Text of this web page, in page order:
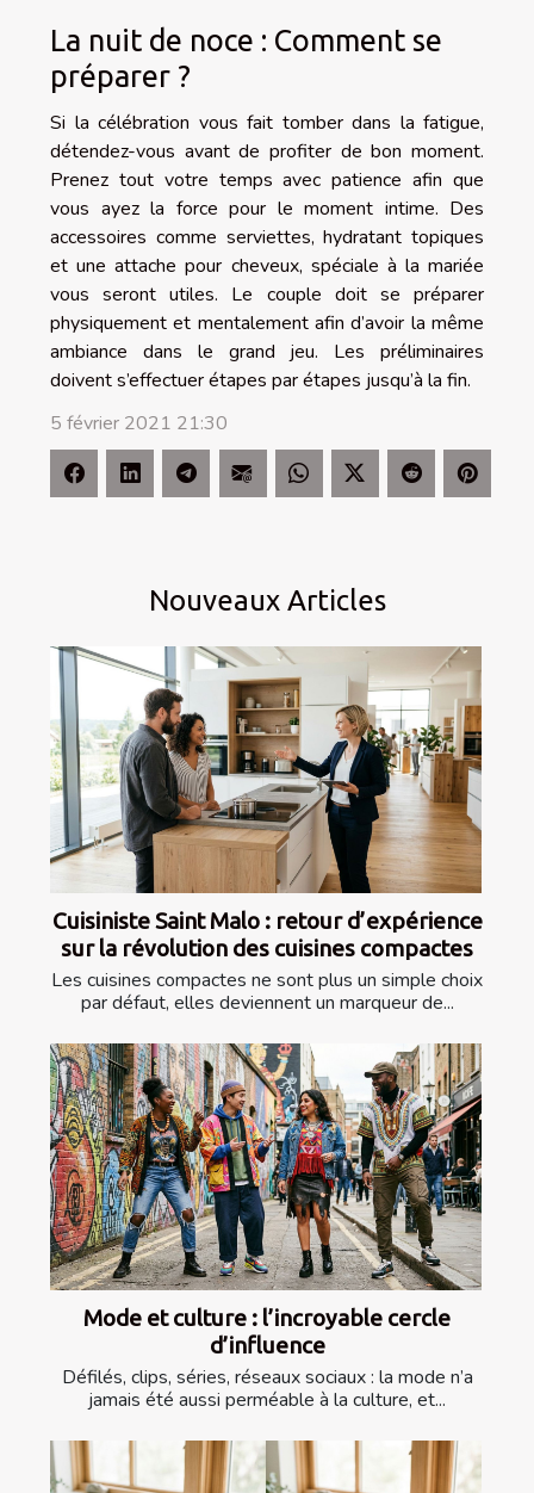
La nuit de noce : Comment se
préparer ?
Si la célébration vous fait tomber dans la fatigue,
détendez-vous avant de profiter de bon moment.
Prenez tout votre temps avec patience afin que
vous ayez la force pour le moment intime. Des
accessoires comme serviettes, hydratant topiques
et une attache pour cheveux, spéciale à la mariée
vous seront utiles. Le couple doit se préparer
physiquement et mentalement afin d’avoir la même
ambiance dans le grand jeu. Les préliminaires
doivent s’effectuer étapes par étapes jusqu’à la fin.
5 février 2021 21:30
Nouveaux Articles
Cuisiniste Saint Malo : retour d’expérience
sur la révolution des cuisines compactes
Les cuisines compactes ne sont plus un simple choix
par défaut, elles deviennent un marqueur de...
Mode et culture : l’incroyable cercle
d’influence
Défilés, clips, séries, réseaux sociaux : la mode n’a
jamais été aussi perméable à la culture, et...